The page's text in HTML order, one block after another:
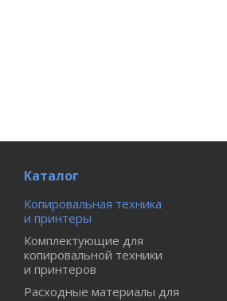
Каталог
Копировальная техника
и принтеры
Комплектующие для
копировальной техники
и принтеров
Расходные материалы для